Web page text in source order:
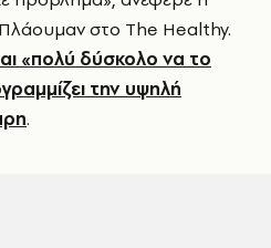
στο The Healthy.
«πολύ δύσκολο να το
την υψηλή
.